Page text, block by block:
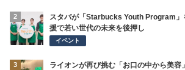
2
スタバが「Starbucks Youth Program
援で若い世代の未来を後押し
イベント
3
ライオンが再び挑む「お口の中から美